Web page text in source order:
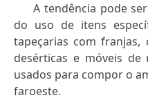
A tendência pode
do uso de itens
tapeçarias com franjas,
desérticas e móveis
usados para compor o
faroeste.